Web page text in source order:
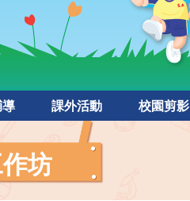
課外活動 校園剪影
坊